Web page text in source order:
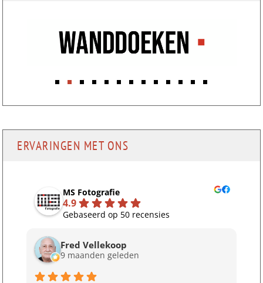
ERVARINGEN MET ONS
MS Fotografie
4.9
Gebaseerd op 50 recensies
Fred Vellekoop
9 maanden geleden